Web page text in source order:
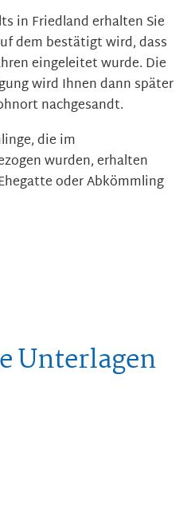
in Friedland erhalten Sie
dem bestätigt wird, dass
eingeleitet wurde. Die
wird Ihnen dann später
nachgesandt.
die im
wurden, erhalten
oder Abkömmling
Unterlagen